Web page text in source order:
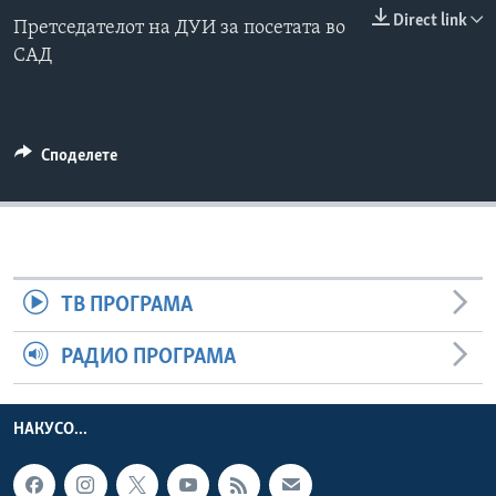
ИНТЕРВЈУА
Јазици
Direct link
Претседателот на ДУИ за посетата во
САД
Споделете
ТВ ПРОГРАМА
РАДИО ПРОГРАМА
НАКУСО...